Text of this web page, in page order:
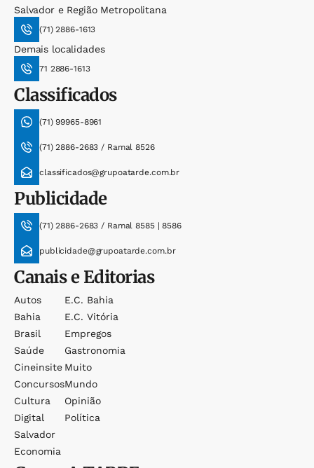
Salvador e Região Metropolitana
(71) 2886-1613
Demais localidades
71 2886-1613
Classificados
(71) 99965-8961
(71) 2886-2683 / Ramal 8526
classificados@grupoatarde.com.br
Publicidade
(71) 2886-2683 / Ramal 8585 | 8586
publicidade@grupoatarde.com.br
Canais e Editorias
Autos
Bahia
Brasil
Saúde
Cineinsite
Concursos
Cultura
Digital
Salvador
Economia
E.c. Bahia
E.c. Vitória
Empregos
Gastronomia
Muito
Mundo
Opinião
Política